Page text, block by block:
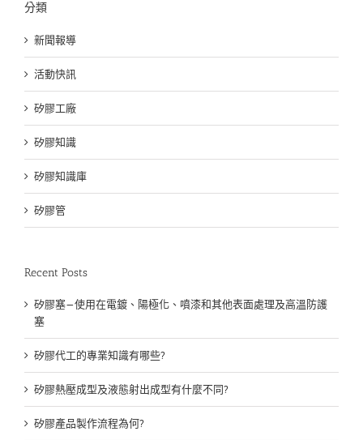
分類
新聞報導
活動快訊
矽膠工廠
矽膠知識
矽膠知識庫
矽膠管
Recent Posts
矽膠塞—使用在電鍍、陽極化、噴漆和其他表面處理及高溫防護
塞
矽膠代工的專業知識有哪些?
矽膠熱壓成型及液態射出成型有什麼不同?
矽膠產品製作流程為何?